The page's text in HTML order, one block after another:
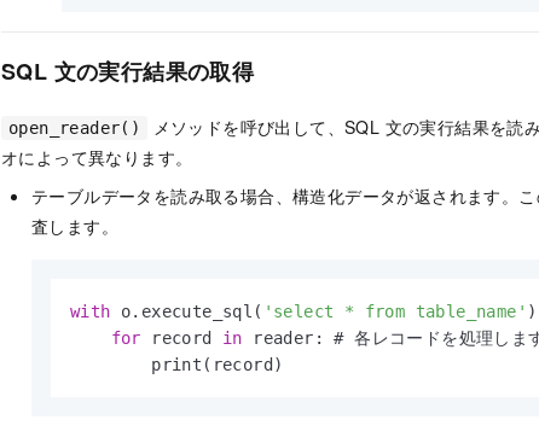
SQL 文の実行結果の取得
open_reader()
メソッドを呼び出して、SQL 文の実行結果を読
オによって異なります。
テーブルデータを読み取る場合、構造化データが返されます。こ
査します。
with o.execute_sql( 'select * from table_name'
for record in reader: # 各レコードを処理します
        print(record)